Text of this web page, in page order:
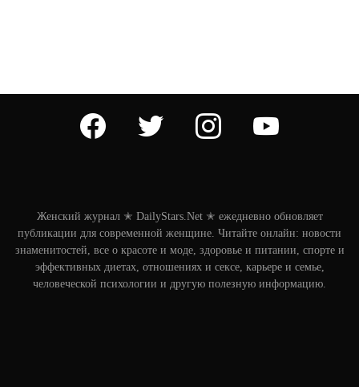
facebook twitter instagram
Женский журнал ✭ DailyStars.Net ✭ ежедневно обновляет
публикации для современной женщине. Читайте онлайн: новости
знаменитостей, все о красоте и моде, здоровье и питании, спорте и
эффективных диетах, отношениях и сексе, карьере и семье,
человеческой психологии и другую полезную информацию.